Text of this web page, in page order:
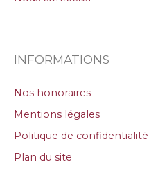
INFORMATIONS
Nos honoraires
Mentions légales
Politique de confidentialité
Plan du site